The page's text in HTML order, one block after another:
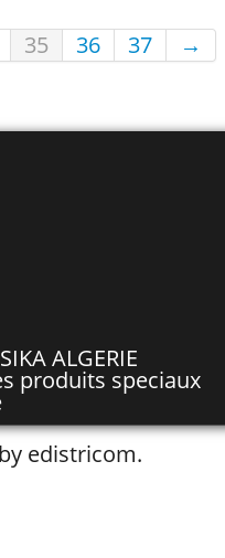
35 36 37 →
ALGERIE
produits speciaux
edistricom.